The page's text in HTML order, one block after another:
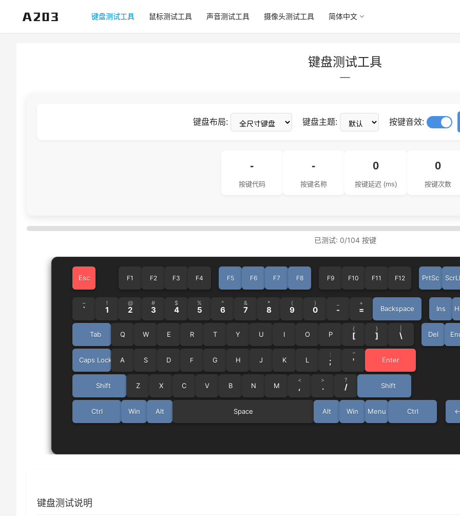
键盘测试工具 鼠标测试工具 声音测试工具 摄像头测试工具 简体中文
键盘测试工具
键盘布局: 键盘主题: 按键音效:
-
按键代码
-
按键名称
0
按键延迟 (ms)
0
按键次数
已测试: 0/104按键
Esc F1 F2 F3 F4 F5 F6 F7 F8 F9 F10 F11 F12 PrtSc
~
`
!
1
@
2
#
3
$
4
%
5
^
6
&
7
*
8
(
9
)
0 -
+
= Backspace Ins
Tab Q W E R T Y U I O P
{
[
}
] \ Del
Caps Lock A S D F G H J K L
:
;
"
' Enter
Shift Z X C V B N M
<
,
>
.
?
/ Shift
Ctrl Win Alt Space Alt Win Menu Ctrl ←
键盘测试说明